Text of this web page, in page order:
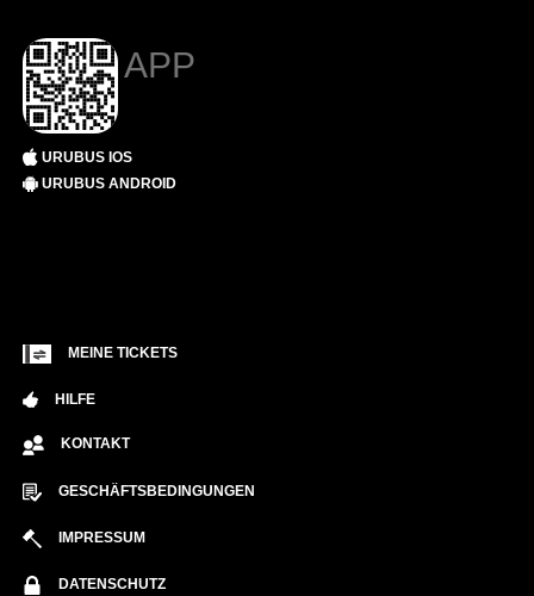
APP
URUBUS IOS
URUBUS ANDROID
MEINE TICKETS
HILFE
KONTAKT
GESCHÄFTSBEDINGUNGEN
IMPRESSUM
DATENSCHUTZ